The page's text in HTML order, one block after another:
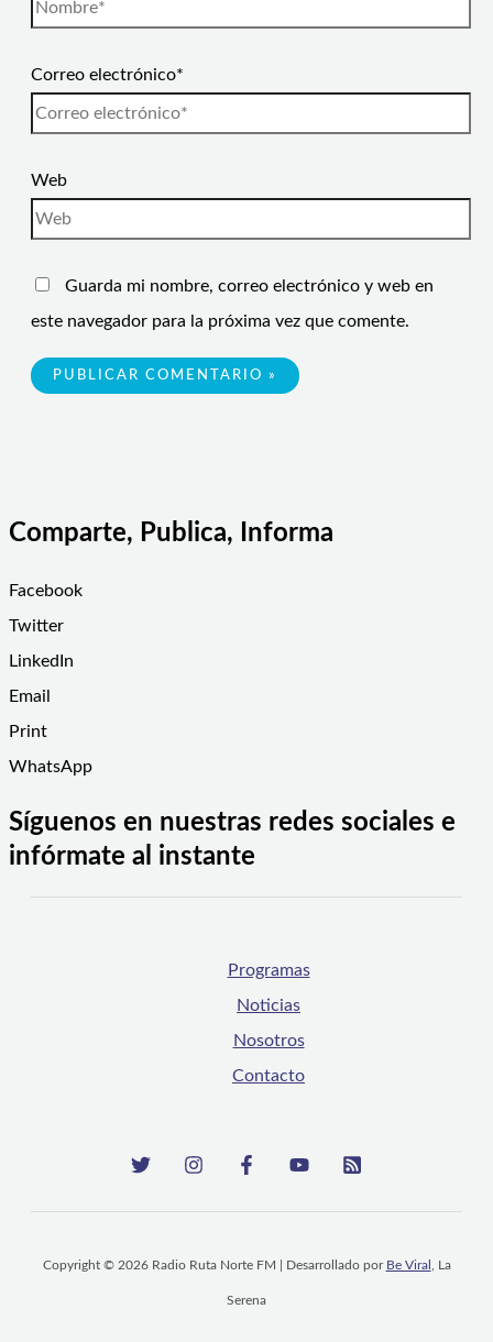
Correo electrónico*
Web
Guarda mi nombre, correo electrónico y web en
este navegador para la próxima vez que comente.
Comparte, Publica, Informa
Facebook
Twitter
LinkedIn
Email
Print
WhatsApp
Síguenos en nuestras redes sociales e
infórmate al instante
Programas
Noticias
Nosotros
Contacto
Copyright © 2026 Radio Ruta Norte FM | Desarrollado por Be Viral , La
Serena